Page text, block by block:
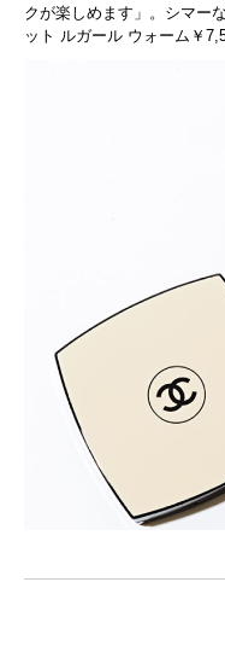
クが楽しめます」。シマー
ット ルガール ウォーム￥